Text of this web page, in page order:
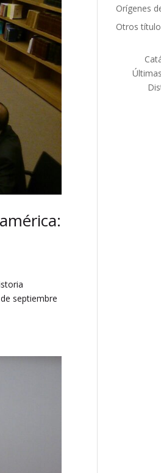
septiembre
Orígenes
Otros